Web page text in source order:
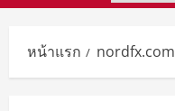
หน้าแรก nordfx.com